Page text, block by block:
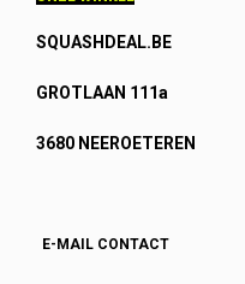
SQUASHDEAL.BE
GROTLAAN 111a
3680 NEEROETEREN
E-MAIL CONTACT